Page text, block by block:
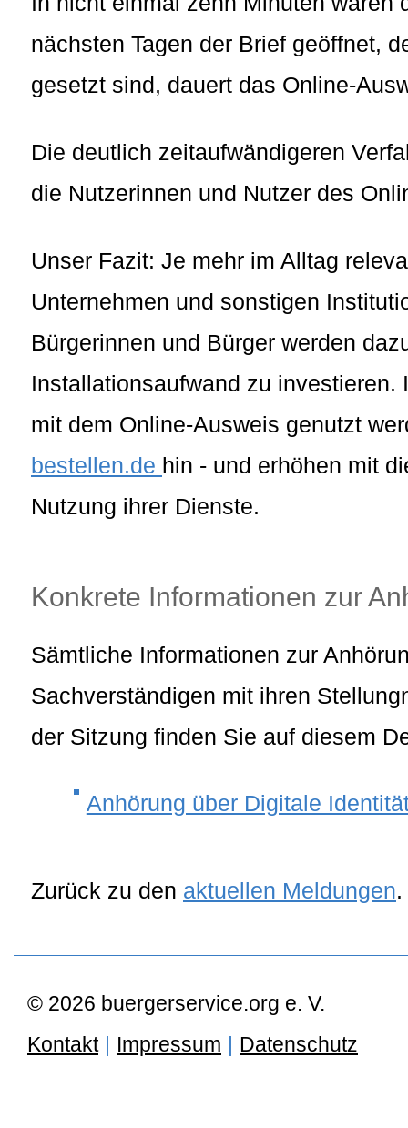
nächsten Tagen der Brief geöffnet,
gesetzt sind, dauert das Online-
Die deutlich zeitaufwändigeren
die Nutzerinnen und Nutzer des
Unser Fazit: Je mehr im Alltag
Unternehmen und sonstigen
Bürgerinnen und Bürger werden
Installationsaufwand zu
mit dem Online-Ausweis genutzt
bestellen.de hin - und erhöhen mit
Nutzung ihrer Dienste.
Konkrete Informationen zur
Sämtliche Informationen zur
Sachverständigen mit ihren
der Sitzung finden Sie auf diesem
Anhörung über Digitale
Zurück zu den aktuellen Meldungen.
© 2026 buergerservice.org e. V.
Kontakt
Impressum Datenschutz